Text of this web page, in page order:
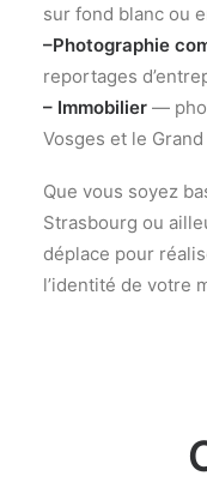
sur fond blanc ou
–Photographie
reportages
– Immobilier —
Vosges et le Grand
Que vous soyez
Strasbourg ou
déplace pour
l’identité de votre